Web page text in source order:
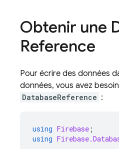
Obtenir une
Reference
Pour écrire des données
données, vous avez
DatabaseReference :
using Firebase ;
using